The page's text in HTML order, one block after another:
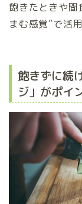
飽きたときや間
まむ感覚”で活
飽きずに続
ジ」がポイ